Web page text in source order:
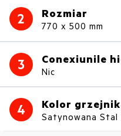
2 Rozmiar
770 x 500 mm
3 Conexiunile
Nic
4 Kolor
Satynowana Stal